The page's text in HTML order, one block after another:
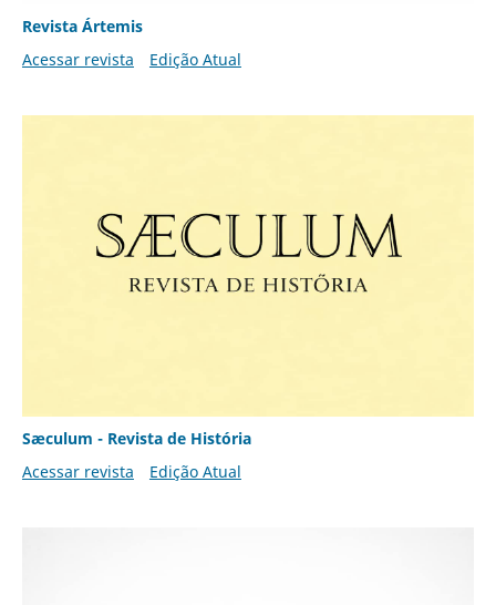
Revista Ártemis
Acessar revista
Edição Atual
Sæculum - Revista de História
Acessar revista
Edição Atual